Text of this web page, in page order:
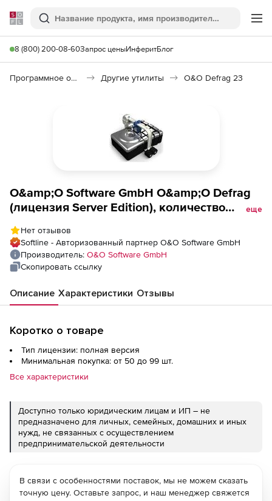
Softline
Поиск
8 (800) 200-08-60Запрос ценыИнферитБлог
Программное обеспечение для работы с файлами и дисками Другие утилиты O&O Defrag 23
O&amp;O Software GmbH O&amp;O Defrag
(лицензия Server Edition), количество
еще
Нет отзывов
Softline - Авторизованный партнер O&O Software GmbH
Производитель: O&O Software GmbH
Скопировать ссылку
Описание Характеристики Отзывы
Коротко о товаре
Тип лицензии: полная версия
Минимальная покупка: от 50 до 99 шт.
Все характеристики
Доступно только юридическим лицам и ИП – не
предназначено для личных, семейных, домашних и иных
нужд, не связанных с осуществлением
предпринимательской деятельности
В связи с особенностями поставок, мы не можем сказать
точную цену. Оставьте запрос, и наш менеджер свяжется